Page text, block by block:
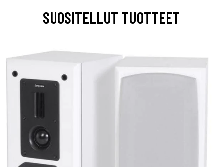
SUOSITELLUT TUOTTEET